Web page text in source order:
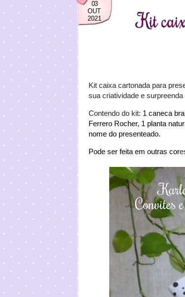
03
OUT
2021
Kit
Kit caixa cartonada para
sua criatividade e
Contendo do kit: 1 caneca
Ferrero Rocher, 1 planta
nome do presenteado.
Pode ser feita em outras cor